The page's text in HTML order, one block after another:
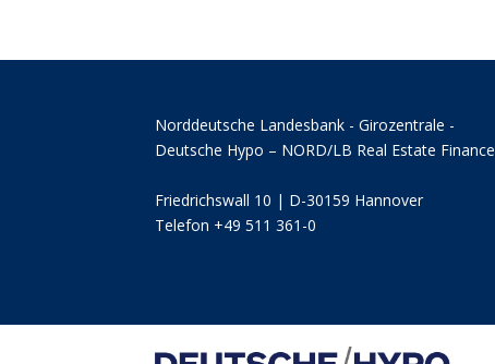
Norddeutsche Landesbank - Girozentrale -
Deutsche Hypo – NORD/LB Real Estate Finance
Friedrichswall 10 | D-30159 Hannover
Telefon +49 511 361-0